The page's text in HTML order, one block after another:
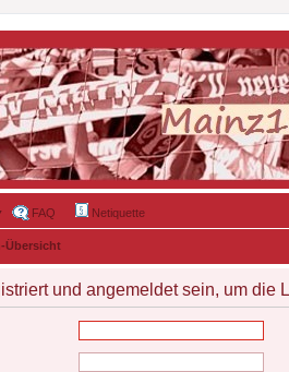
FAQ Netiquette
Übersicht
und angemeldet sein, um die